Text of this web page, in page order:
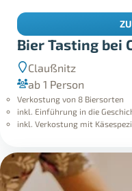
Bier Tasting bei
Claußnitz
ab 1 Person
Verkostung von 8 Biersorten
inkl. Einführung in die
inkl. Verkostung mit